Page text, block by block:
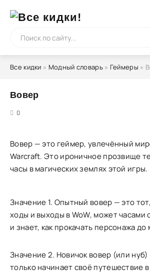
Все кидки » Модный словарь» Геймеры »
Вовер
0
Вовер — это геймер, увлечённый
Warcraft. Это ироничное прозвище
часы в магических землях этой игры.
Значение 1. Опытный вовер — это
ходы и выходы в WoW, может часами
и знает, как прокачать персонажа до
Значение 2. Новичок вовер (или нуб)
только начинает своё путешествие